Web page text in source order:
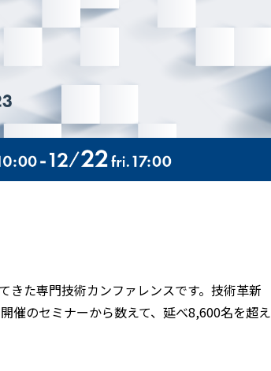
きた専門技術カンファレンスです。技術革新
催のセミナーから数えて、延べ8,600名を超え